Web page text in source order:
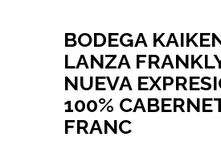
BODEGA
LANZA
NUEVA
100%
FRANC